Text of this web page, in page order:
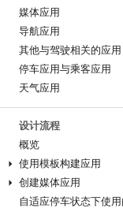
媒体应用
导航应用
其他与驾驶相关的应用
停车应用与乘客应用
天气应用
设计流程
概览
使用模板构建应用
创建媒体应用
自适应停车状态下使用